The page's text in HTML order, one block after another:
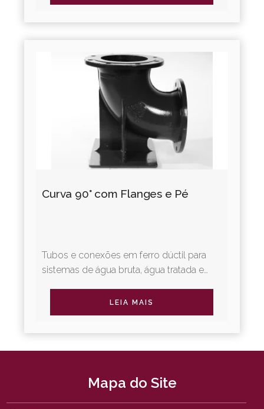
Curva 90° com Flanges e Pé
Tubos e conexões em ferro dúctil para
sistemas de água bruta, água tratada e
diversos tipos de juntas...
LEIA MAIS
Mapa do Site